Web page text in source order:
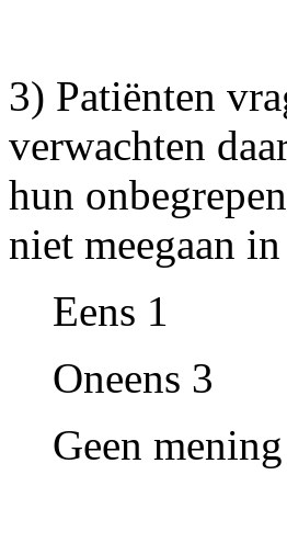
3) Patiënten
verwachten
hun
niet meegaan
Eens 1
Oneens 3
Geen